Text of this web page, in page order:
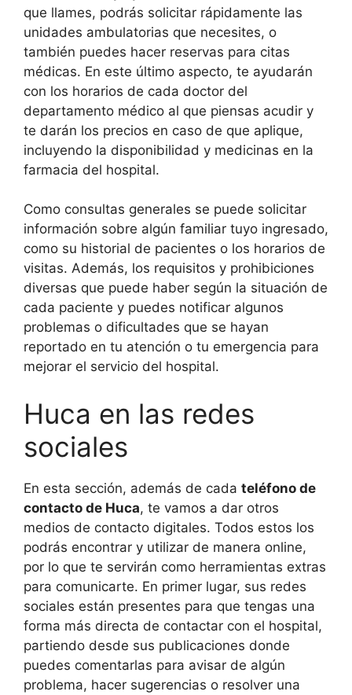
que llames, podrás solicitar rápidamente las
unidades ambulatorias que necesites, o
también puedes hacer reservas para citas
médicas. En este último aspecto, te ayudarán
con los horarios de cada doctor del
departamento médico al que piensas acudir y
te darán los precios en caso de que aplique,
incluyendo la disponibilidad y medicinas en la
farmacia del hospital.
Como consultas generales se puede solicitar
información sobre algún familiar tuyo ingresado,
como su historial de pacientes o los horarios de
visitas. Además, los requisitos y prohibiciones
diversas que puede haber según la situación de
cada paciente y puedes notificar algunos
problemas o dificultades que se hayan
reportado en tu atención o tu emergencia para
mejorar el servicio del hospital.
Huca en las redes
sociales
En esta sección, además de cada teléfono de
contacto de Huca, te vamos a dar otros
medios de contacto digitales. Todos estos los
podrás encontrar y utilizar de manera online,
por lo que te servirán como herramientas extras
para comunicarte. En primer lugar, sus redes
sociales están presentes para que tengas una
forma más directa de contactar con el hospital,
partiendo desde sus publicaciones donde
puedes comentarlas para avisar de algún
problema, hacer sugerencias o resolver una